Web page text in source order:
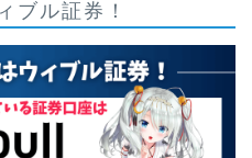
ブル証券！